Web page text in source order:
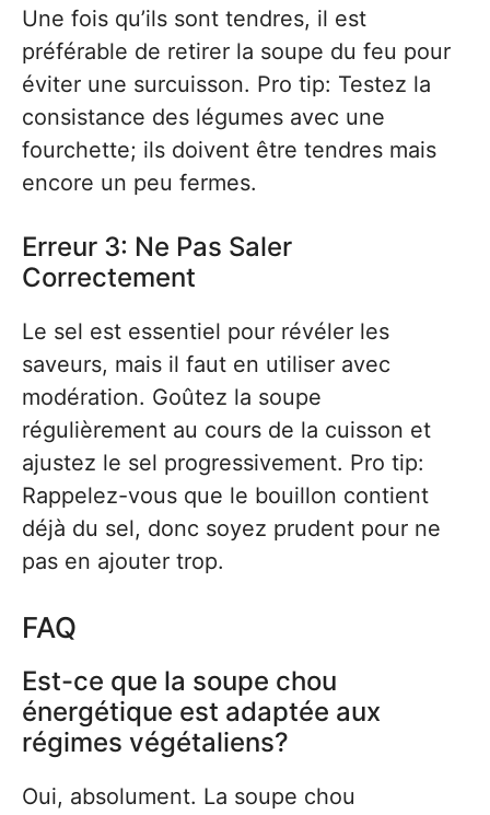
Une fois qu’ils sont tendres, il est
préférable de retirer la soupe du feu pour
éviter une surcuisson. Pro tip: Testez la
consistance des légumes avec une
fourchette; ils doivent être tendres mais
encore un peu fermes.
Erreur 3: Ne Pas Saler
Correctement
Le sel est essentiel pour révéler les
saveurs, mais il faut en utiliser avec
modération. Goûtez la soupe
régulièrement au cours de la cuisson et
ajustez le sel progressivement. Pro tip:
Rappelez-vous que le bouillon contient
déjà du sel, donc soyez prudent pour ne
pas en ajouter trop.
FAQ
Est-ce que la soupe chou
énergétique est adaptée aux
régimes végétaliens?
Oui, absolument. La soupe chou